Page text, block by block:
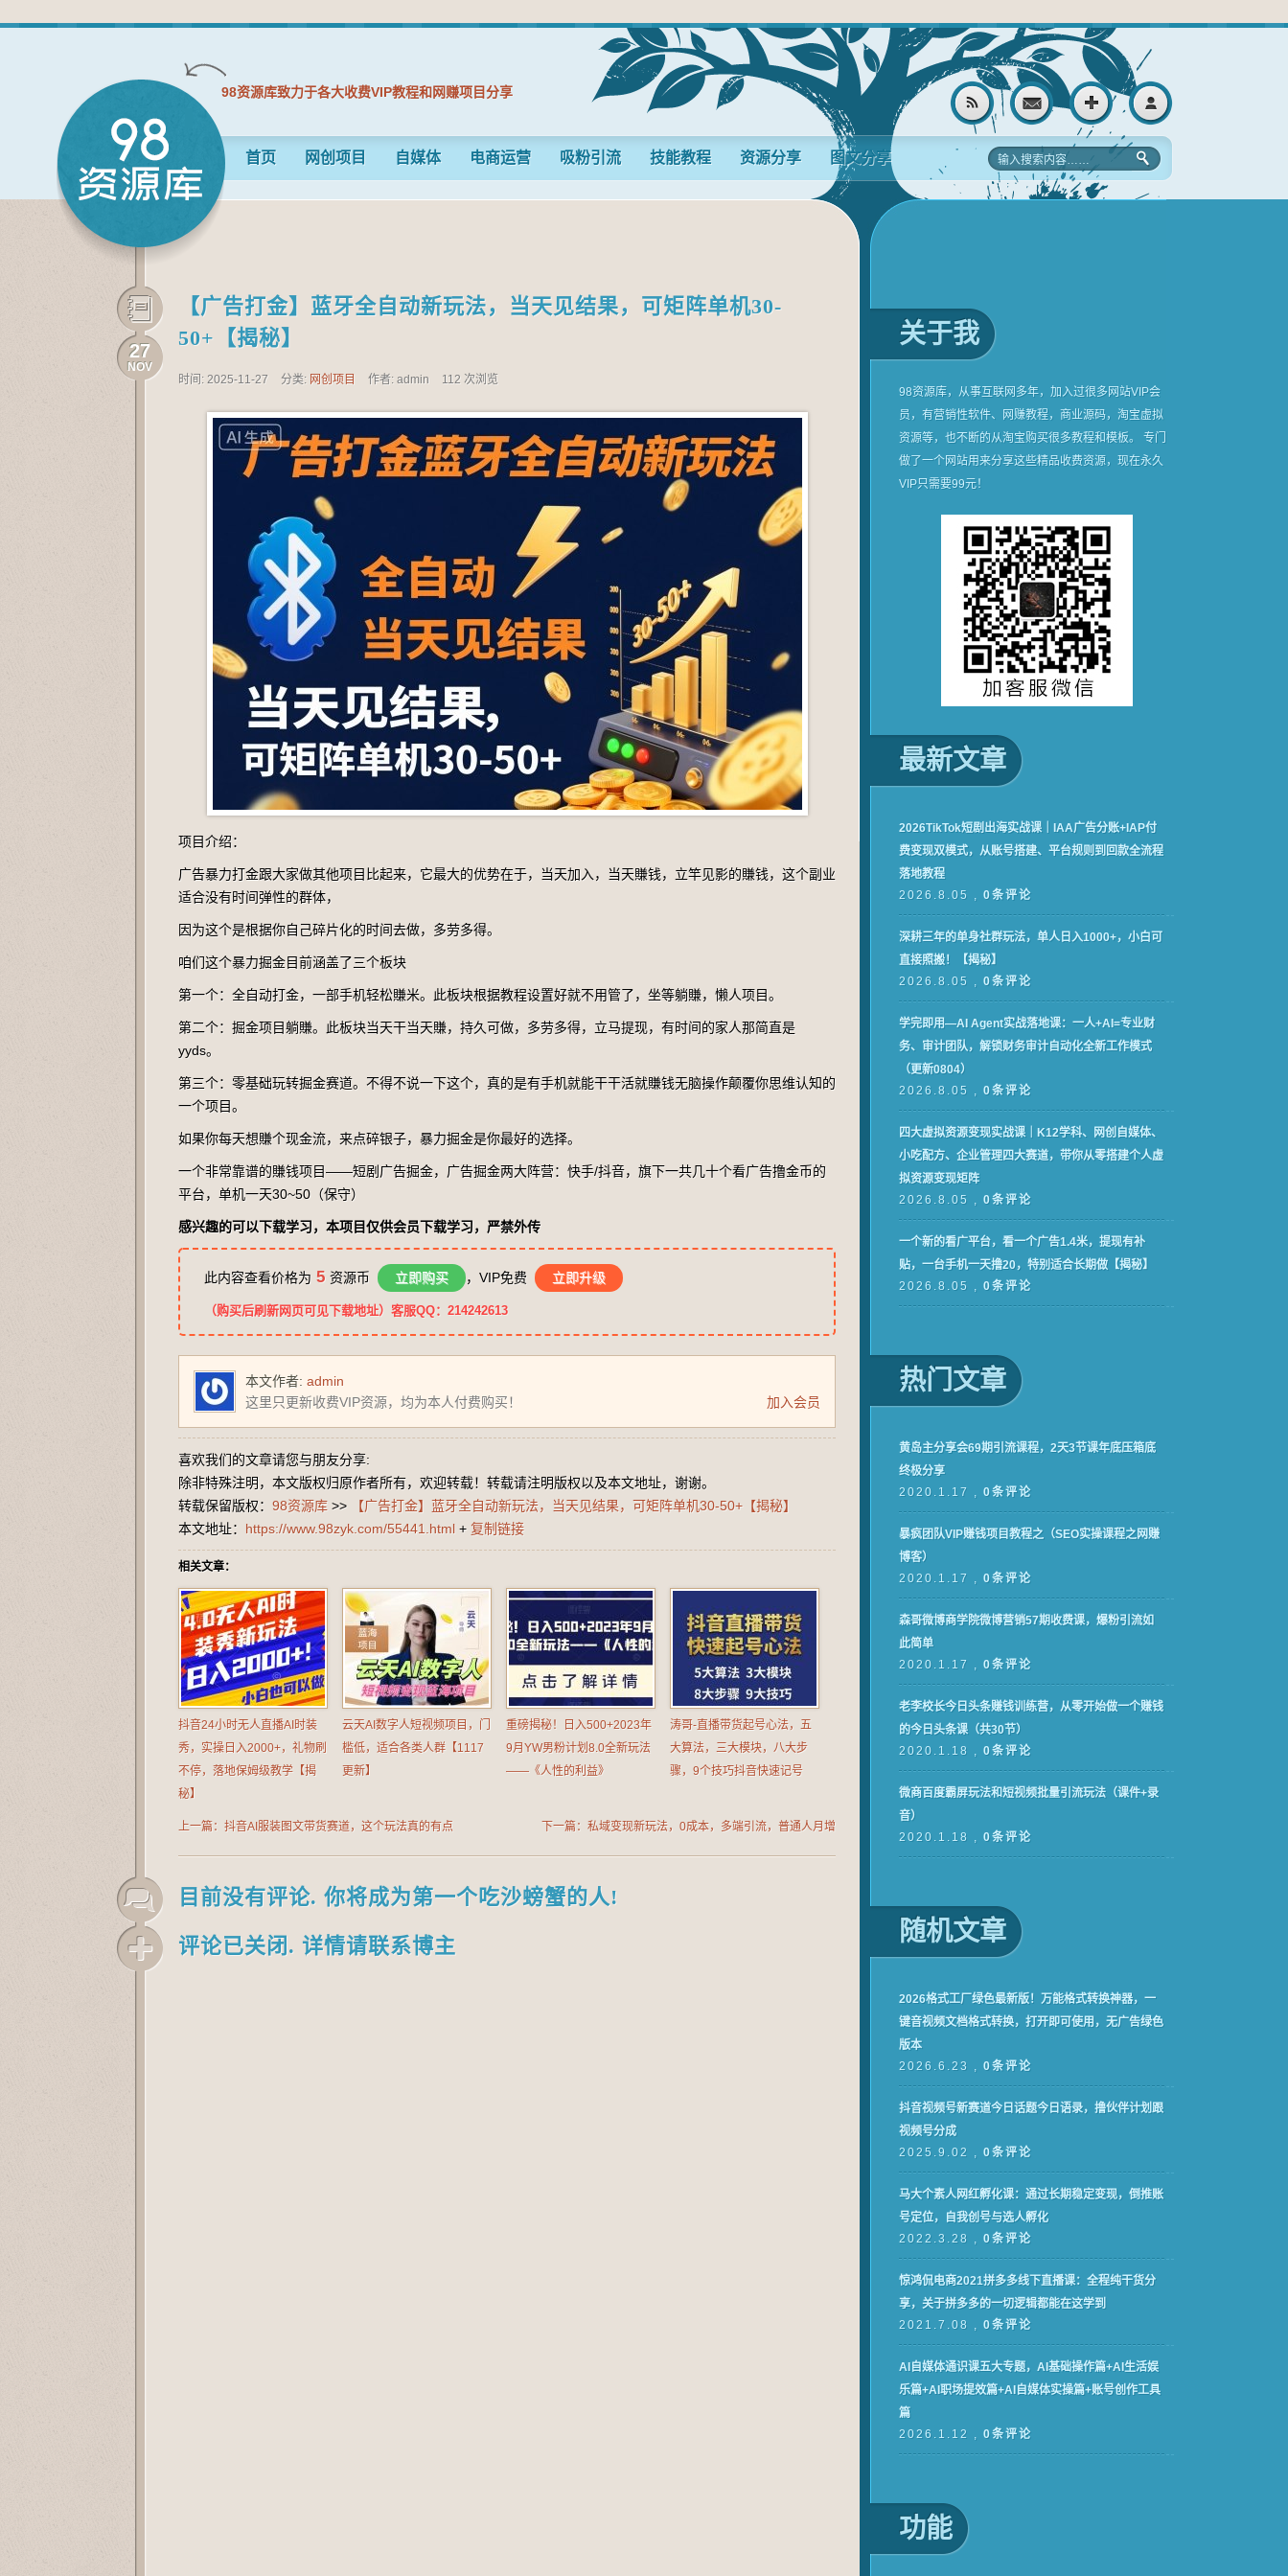
98资源库致力于各大收费VIP教程和网赚项目分享
首页 网创项目 自媒体 电商运营 吸粉引流 技能教程 资源分享 图文分享
27
NOV
【广告打金】蓝牙全自动新玩法，当天见结果，可矩阵单机30-
50+【揭秘】
时间: 2025-11-27 分类: 网创项目 作者: admin 112 次浏览
项目介绍：
广告暴力打金跟大家做其他项目比起来，它最大的优势在于，当天加入，当天賺钱，立竿见影的賺钱，这个副业
适合没有时间弹性的群体，
因为这个是根据你自己碎片化的时间去做，多劳多得。
咱们这个暴力掘金目前涵盖了三个板块
第一个：全自动打金，一部手机轻松賺米。此板块根据教程设置好就不用管了，坐等躺賺，懒人项目。
第二个：掘金项目躺賺。此板块当天干当天賺，持久可做，多劳多得，立马提现，有时间的家人那简直是
yyds。
第三个：零基础玩转掘金赛道。不得不说一下这个，真的是有手机就能干干活就賺钱无脑操作颠覆你思维认知的
一个项目。
如果你每天想賺个现金流，来点碎银子，暴力掘金是你最好的选择。
一个非常靠谱的賺钱项目——短剧广告掘金，广告掘金两大阵营：快手/抖音，旗下一共几十个看广告撸金币的
平台，单机一天30~50（保守）
感兴趣的可以下载学习，本项目仅供会员下载学习，严禁外传
此内容查看价格为 5 资源币 立即购买 ，VIP免费 立即升级
（购买后刷新网页可见下载地址）客服QQ：214242613
本文作者: admin
这里只更新收费VIP资源，均为本人付费购买！
加入会员
喜欢我们的文章请您与朋友分享:
除非特殊注明，本文版权归原作者所有，欢迎转载！转载请注明版权以及本文地址，谢谢。
转载保留版权： 98资源库 >>
【广告打金】蓝牙全自动新玩法，当天见结果，可矩阵单机30-50+【揭秘】
本文地址： https://www.98zyk.com/55441.html + 复制链接
相关文章：
抖音24小时无人直播AI时装
秀，实操日入2000+，礼物刷
不停，落地保姆级教学【揭
秘】
云天AI数字人短视频项目，门
槛低，适合各类人群【1117
更新】
重磅揭秘！日入500+2023年
9月YW男粉计划8.0全新玩法
——《人性的利益》
涛哥-直播带货起号心法，五
大算法，三大模块，八大步
骤，9个技巧抖音快速记号
上一篇：抖音AI服装图文带货赛道，这个玩法真的有点
下一篇：私域变现新玩法，0成本，多端引流，普通人月增
目前没有评论. 你将成为第一个吃沙螃蟹的人!
评论已关闭. 详情请联系博主
关于我
98资源库，从事互联网多年，加入过很多网站VIP会
员，有营销性软件、网赚教程，商业源码，淘宝虚拟
资源等，也不断的从淘宝购买很多教程和模板。 专门
做了一个网站用来分享这些精品收费资源，现在永久
VIP只需要99元！
最新文章
2026TikTok短剧出海实战课｜IAA广告分账+IAP付
费变现双模式，从账号搭建、平台规则到回款全流程
落地教程
2026.8.05 , 0条评论
深耕三年的单身社群玩法，单人日入1000+，小白可
直接照搬！【揭秘】
2026.8.05 , 0条评论
学完即用—AI Agent实战落地课：一人+AI=专业财
务、审计团队，解锁财务审计自动化全新工作模式
（更新0804）
2026.8.05 , 0条评论
四大虚拟资源变现实战课｜K12学科、网创自媒体、
小吃配方、企业管理四大赛道，带你从零搭建个人虚
拟资源变现矩阵
2026.8.05 , 0条评论
一个新的看广平台，看一个广告1.4米，提现有补
贴，一台手机一天撸20，特别适合长期做【揭秘】
2026.8.05 , 0条评论
热门文章
黄岛主分享会69期引流课程，2天3节课年底压箱底
终极分享
2020.1.17 , 0条评论
暴疯团队VIP赚钱项目教程之（SEO实操课程之网赚
博客）
2020.1.17 , 0条评论
森哥微博商学院微博营销57期收费课，爆粉引流如
此简单
2020.1.17 , 0条评论
老李校长今日头条赚钱训练营，从零开始做一个赚钱
的今日头条课（共30节）
2020.1.18 , 0条评论
微商百度霸屏玩法和短视频批量引流玩法（课件+录
音）
2020.1.18 , 0条评论
随机文章
2026格式工厂绿色最新版！万能格式转换神器，一
键音视频文档格式转换，打开即可使用，无广告绿色
版本
2026.6.23 , 0条评论
抖音视频号新赛道今日话题今日语录，撸伙伴计划跟
视频号分成
2025.9.02 , 0条评论
马大个素人网红孵化课：通过长期稳定变现，倒推账
号定位，自我创号与选人孵化
2022.3.28 , 0条评论
惊鸿侃电商2021拼多多线下直播课：全程纯干货分
享，关于拼多多的一切逻辑都能在这学到
2021.7.08 , 0条评论
AI自媒体通识课五大专题，AI基础操作篇+AI生活娱
乐篇+AI职场提效篇+AI自媒体实操篇+账号创作工具
篇
2026.1.12 , 0条评论
功能